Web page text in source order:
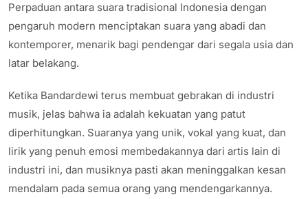
Perpaduan antara suara tradisional Indonesia dengan
pengaruh modern menciptakan suara yang abadi dan
kontemporer, menarik bagi pendengar dari segala usia dan
latar belakang.
Ketika Bandardewi terus membuat gebrakan di industri
musik, jelas bahwa ia adalah kekuatan yang patut
diperhitungkan. Suaranya yang unik, vokal yang kuat, dan
lirik yang penuh emosi membedakannya dari artis lain di
industri ini, dan musiknya pasti akan meninggalkan kesan
mendalam pada semua orang yang mendengarkannya.